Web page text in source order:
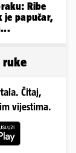
Ribe
je papučar,
Čitaj,
vijestima.